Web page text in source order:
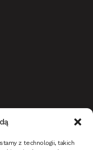
z technologii, takich
jako dobra